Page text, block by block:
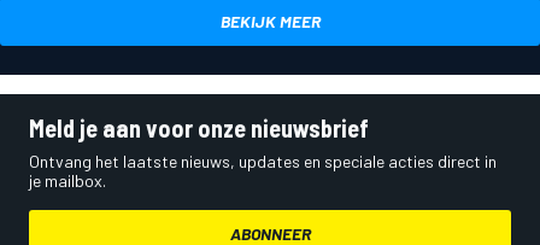
BEKIJK MEER
Meld je aan voor onze nieuwsbrief
Ontvang het laatste nieuws, updates en speciale acties direct in
je mailbox.
ABONNEER